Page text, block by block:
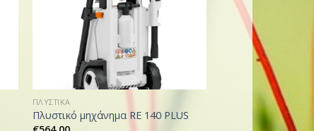
ΠΛΥΣΤΙΚΑ
Πλυστικό μηχάνημα RE 140 PLUS
Πλυστικό